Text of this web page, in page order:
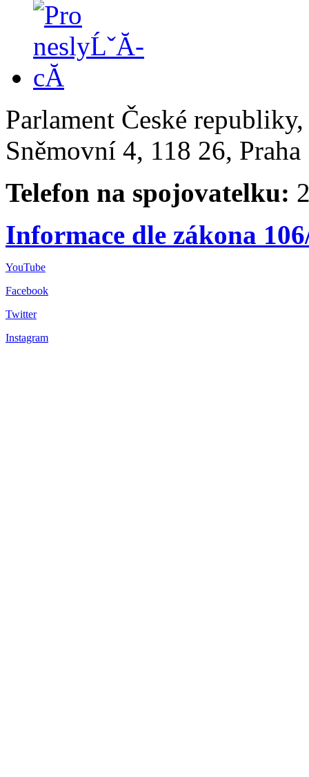
Parlament České
Sněmovní 4, 118 26,
Telefon na spojovatelku:
Informace dle zákona
YouTube
Facebook
Twitter
Instagram